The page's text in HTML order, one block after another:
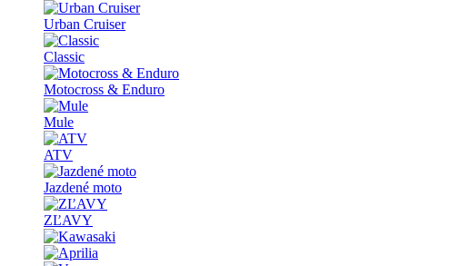
Urban Cruiser
Classic
Motocross & Enduro
Mule
ATV
Jazdené moto
ZĽAVY